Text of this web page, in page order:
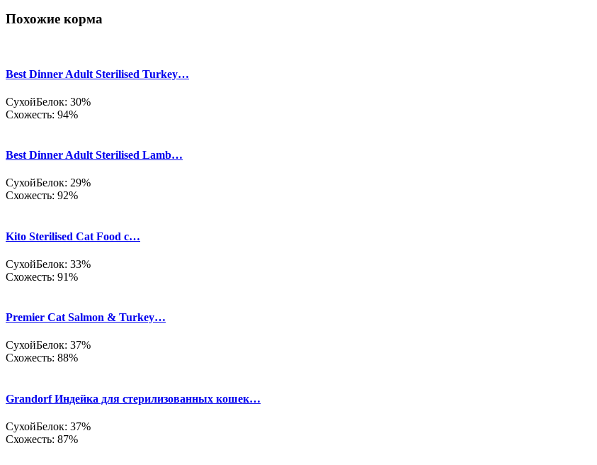
Похожие корма
Best Dinner Adult Sterilised Turkey…
СухойБелок: 30%
Схожесть: 94%
Best Dinner Adult Sterilised Lamb…
СухойБелок: 29%
Схожесть: 92%
Kito Sterilised Cat Food с…
СухойБелок: 33%
Схожесть: 91%
Premier Cat Salmon & Turkey…
СухойБелок: 37%
Схожесть: 88%
Grandorf Индейка для стерилизованных кошек…
СухойБелок: 37%
Схожесть: 87%